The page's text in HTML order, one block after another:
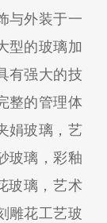
与外装于一
型的玻璃加
有强大的技
整的管理体
娟玻璃，艺
玻璃，彩釉
玻璃，艺术
雕花工艺玻